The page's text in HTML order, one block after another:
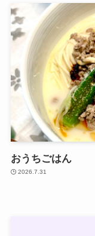
おうちごはん
2026.7.31